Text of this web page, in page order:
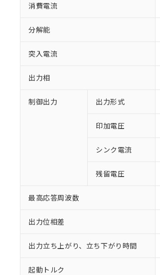
消費電流
分解能
突入電流
出力相
制御出力 出力形式
印加電圧
シンク電流
残留電圧
最高応答周波数
出力位相差
出力立ち上がり、立ち下がり時間
起動トルク